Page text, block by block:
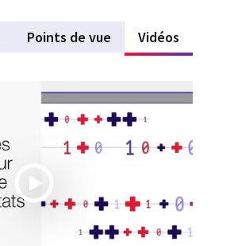
Points de vue Vidéos